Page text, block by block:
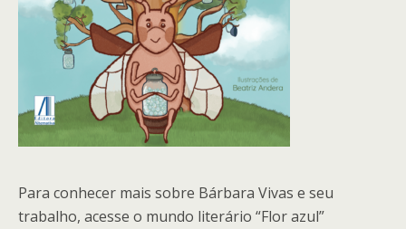
Para conhecer mais sobre Bárbara Vivas e seu
trabalho, acesse o mundo literário “Flor azul”